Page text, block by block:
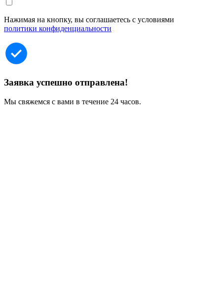
Нажимая на кнопку, вы соглашаетесь с условиями
политики конфиденциальности
Заявка успешно отправлена!
Мы свяжемся с вами в течение 24 часов.